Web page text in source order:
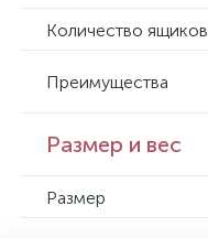
Количество ящиков
Преимущества
Размер и вес
Размер